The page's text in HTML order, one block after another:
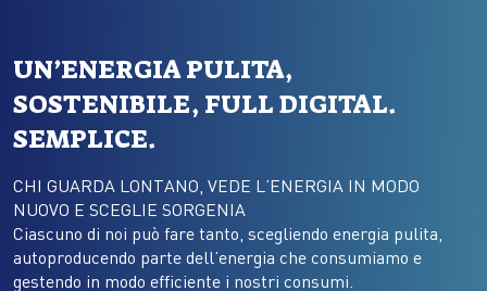
UN’ENERGIA PULITA,
SOSTENIBILE, FULL DIGITAL.
SEMPLICE.
CHI GUARDA LONTANO, VEDE L’ENERGIA IN MODO
NUOVO E SCEGLIE SORGENIA
Ciascuno di noi può fare tanto, scegliendo energia pulita,
autoproducendo parte dell’energia che consumiamo e
gestendo in modo efficiente i nostri consumi.